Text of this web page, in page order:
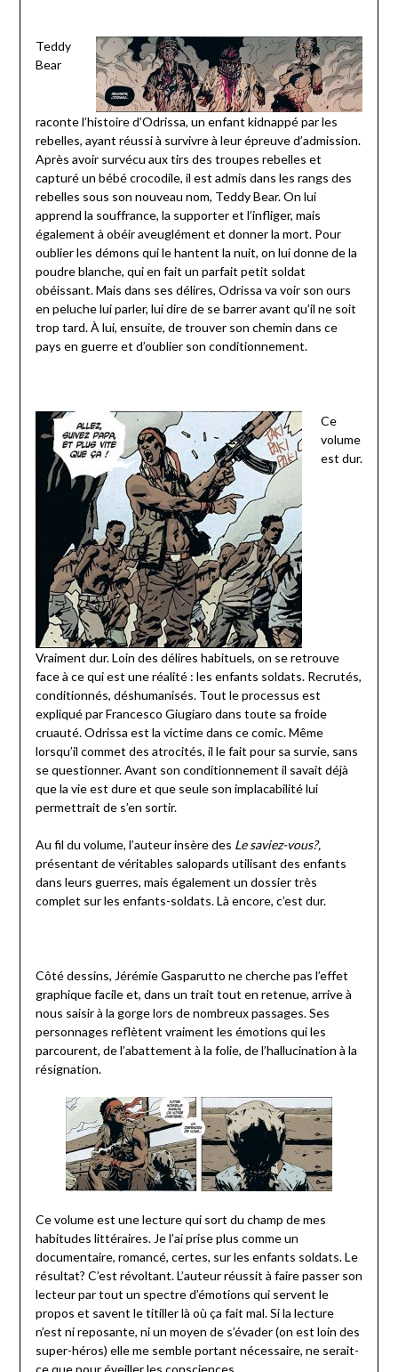
Teddy
Bear
raconte l’histoire d’Odrissa, un enfant kidnappé par les
rebelles, ayant réussi à survivre à leur épreuve d’admission.
Après avoir survécu aux tirs des troupes rebelles et
capturé un bébé crocodile, il est admis dans les rangs des
rebelles sous son nouveau nom, Teddy Bear. On lui
apprend la souffrance, la supporter et l’infliger, mais
également à obéir aveuglément et donner la mort. Pour
oublier les démons qui le hantent la nuit, on lui donne de la
poudre blanche, qui en fait un parfait petit soldat
obéissant. Mais dans ses délires, Odrissa va voir son ours
en peluche lui parler, lui dire de se barrer avant qu’il ne soit
trop tard. À lui, ensuite, de trouver son chemin dans ce
pays en guerre et d’oublier son conditionnement.
Ce
volume
est dur.
Vraiment dur. Loin des délires habituels, on se retrouve
face à ce qui est une réalité : les enfants soldats. Recrutés,
conditionnés, déshumanisés. Tout le processus est
expliqué par Francesco Giugiaro dans toute sa froide
cruauté. Odrissa est la victime dans ce comic. Même
lorsqu’il commet des atrocités, il le fait pour sa survie, sans
se questionner. Avant son conditionnement il savait déjà
que la vie est dure et que seule son implacabilité lui
permettrait de s’en sortir.
Au fil du volume, l’auteur insère des Le saviez-vous?,
présentant de véritables salopards utilisant des enfants
dans leurs guerres, mais également un dossier très
complet sur les enfants-soldats. Là encore, c’est dur.
Côté dessins, Jérémie Gasparutto ne cherche pas l’effet
graphique facile et, dans un trait tout en retenue, arrive à
nous saisir à la gorge lors de nombreux passages. Ses
personnages reflètent vraiment les émotions qui les
parcourent, de l’abattement à la folie, de l’hallucination à la
résignation.
Ce volume est une lecture qui sort du champ de mes
habitudes littéraires. Je l’ai prise plus comme un
documentaire, romancé, certes, sur les enfants soldats. Le
résultat? C’est révoltant. L’auteur réussit à faire passer son
lecteur par tout un spectre d’émotions qui servent le
propos et savent le titiller là où ça fait mal. Si la lecture
n’est ni reposante, ni un moyen de s’évader (on est loin des
super-héros) elle me semble portant nécessaire, ne serait-
ce que pour éveiller les consciences.